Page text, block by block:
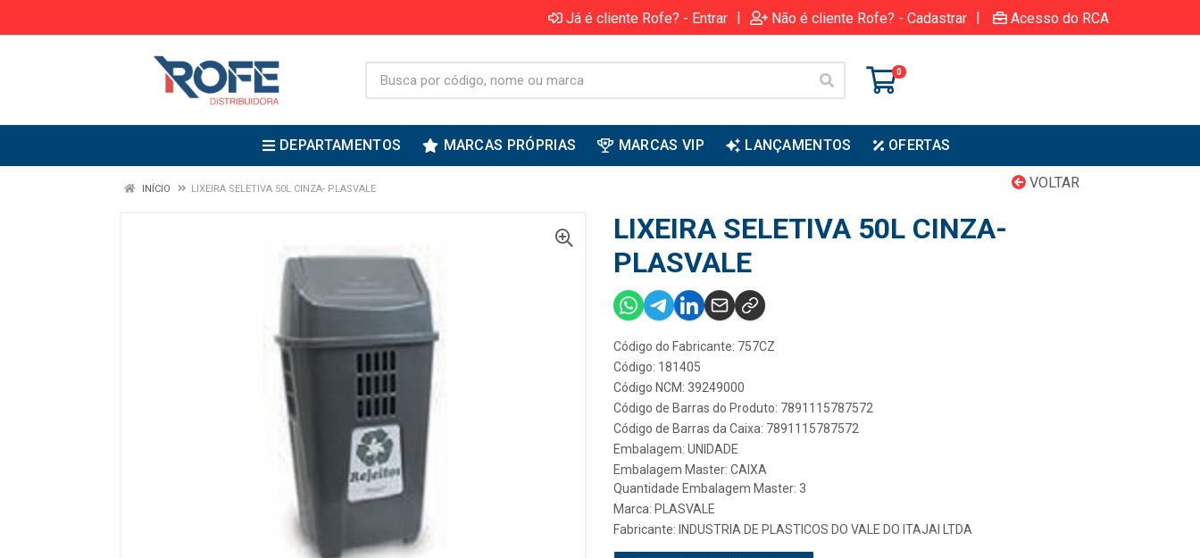
Já é cliente Rofe? - Entrar | Não é cliente Rofe? - Cadastrar | Acesso do RCA
0
DEPARTAMENTOS MARCAS PRÓPRIAS MARCAS VIP LANÇAMENTOS OFERTAS
VOLTAR
INÍCIO LIXEIRA SELETIVA 50L CINZA- PLASVALE
LIXEIRA SELETIVA 50L CINZA-
PLASVALE
Código do Fabricante: 757CZ
Código: 181405
Código NCM: 39249000
Código de Barras do Produto: 7891115787572
Código de Barras da Caixa: 7891115787572
Embalagem: UNIDADE
Embalagem Master: CAIXA
Quantidade Embalagem Master: 3
Marca: PLASVALE
Fabricante: INDUSTRIA DE PLASTICOS DO VALE DO ITAJAI LTDA